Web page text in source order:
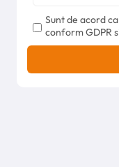
Sunt de acord
conform GDPR